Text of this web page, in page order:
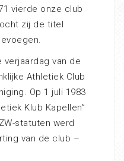
vierde onze club
zij de titel
verjaardag van de
Athletiek Club
Op 1 juli 1983
Klub Kapellen”
statuten werd
van de club –